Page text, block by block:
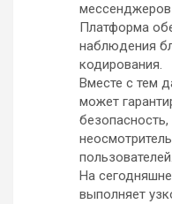
Платформа
наблюдения
кодирования.
Вместе с тем
может
пользователей.
На
выполняет